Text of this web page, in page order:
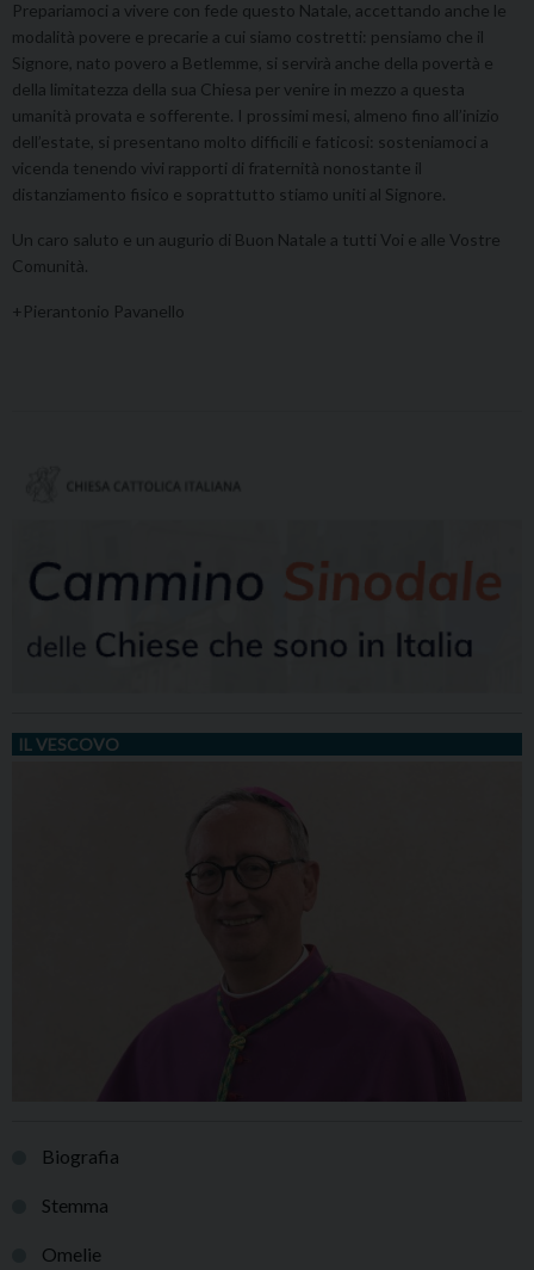
Prepariamoci a vivere con fede questo Natale, accettando anche le
modalità povere e precarie a cui siamo costretti: pensiamo che il
Signore, nato povero a Betlemme, si servirà anche della povertà e
della limitatezza della sua Chiesa per venire in mezzo a questa
umanità provata e sofferente. I prossimi mesi, almeno fino all’inizio
dell’estate, si presentano molto difficili e faticosi: sosteniamoci a
vicenda tenendo vivi rapporti di fraternità nonostante il
distanziamento fisico e soprattutto stiamo uniti al Signore.
Un caro saluto e un augurio di Buon Natale a tutti Voi e alle Vostre
Comunità.
+Pierantonio Pavanello
IL VESCOVO
Biografia
Stemma
Omelie